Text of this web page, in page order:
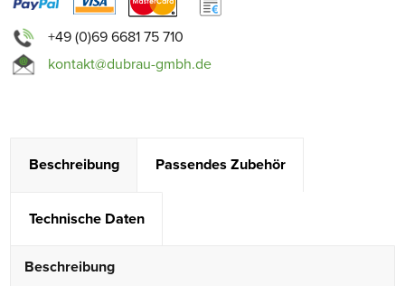
+49 (0)69 6681 75 710
kontakt@dubrau-gmbh.de
Beschreibung Passendes Zubehör
Technische Daten
Beschreibung